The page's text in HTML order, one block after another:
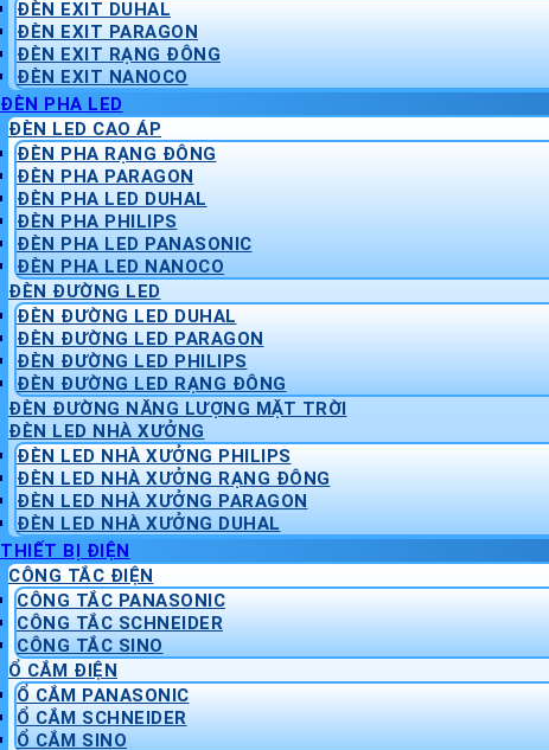
ĐÈN EXIT DUHAL
ĐÈN EXIT PARAGON
ĐÈN EXIT RẠNG ĐÔNG
ĐÈN EXIT NANOCO
ĐÈN PHA LED
ĐÈN LED CAO ÁP
ĐÈN PHA RẠNG ĐÔNG
ĐÈN PHA PARAGON
ĐÈN PHA LED DUHAL
ĐÈN PHA PHILIPS
ĐÈN PHA LED PANASONIC
ĐÈN PHA LED NANOCO
ĐÈN ĐƯỜNG LED
ĐÈN ĐƯỜNG LED DUHAL
ĐÈN ĐƯỜNG LED PARAGON
ĐÈN ĐƯỜNG LED PHILIPS
ĐÈN ĐƯỜNG LED RẠNG ĐÔNG
ĐÈN ĐƯỜNG NĂNG LƯỢNG MẶT TRỜI
ĐÈN LED NHÀ XƯỞNG
ĐÈN LED NHÀ XƯỞNG PHILIPS
ĐÈN LED NHÀ XƯỞNG RẠNG ĐÔNG
ĐÈN LED NHÀ XƯỞNG PARAGON
ĐÈN LED NHÀ XƯỞNG DUHAL
THIẾT BỊ ĐIỆN
CÔNG TẮC ĐIỆN
CÔNG TẮC PANASONIC
CÔNG TẮC SCHNEIDER
CÔNG TẮC SINO
Ổ CẮM ĐIỆN
Ổ CẮM PANASONIC
Ổ CẮM SCHNEIDER
Ổ CẮM SINO